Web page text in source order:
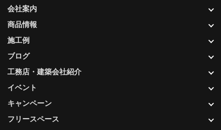
会社案内
商品情報
施工例
ブログ
工務店・建築会社紹介
イベント
キャンペーン
フリースペース